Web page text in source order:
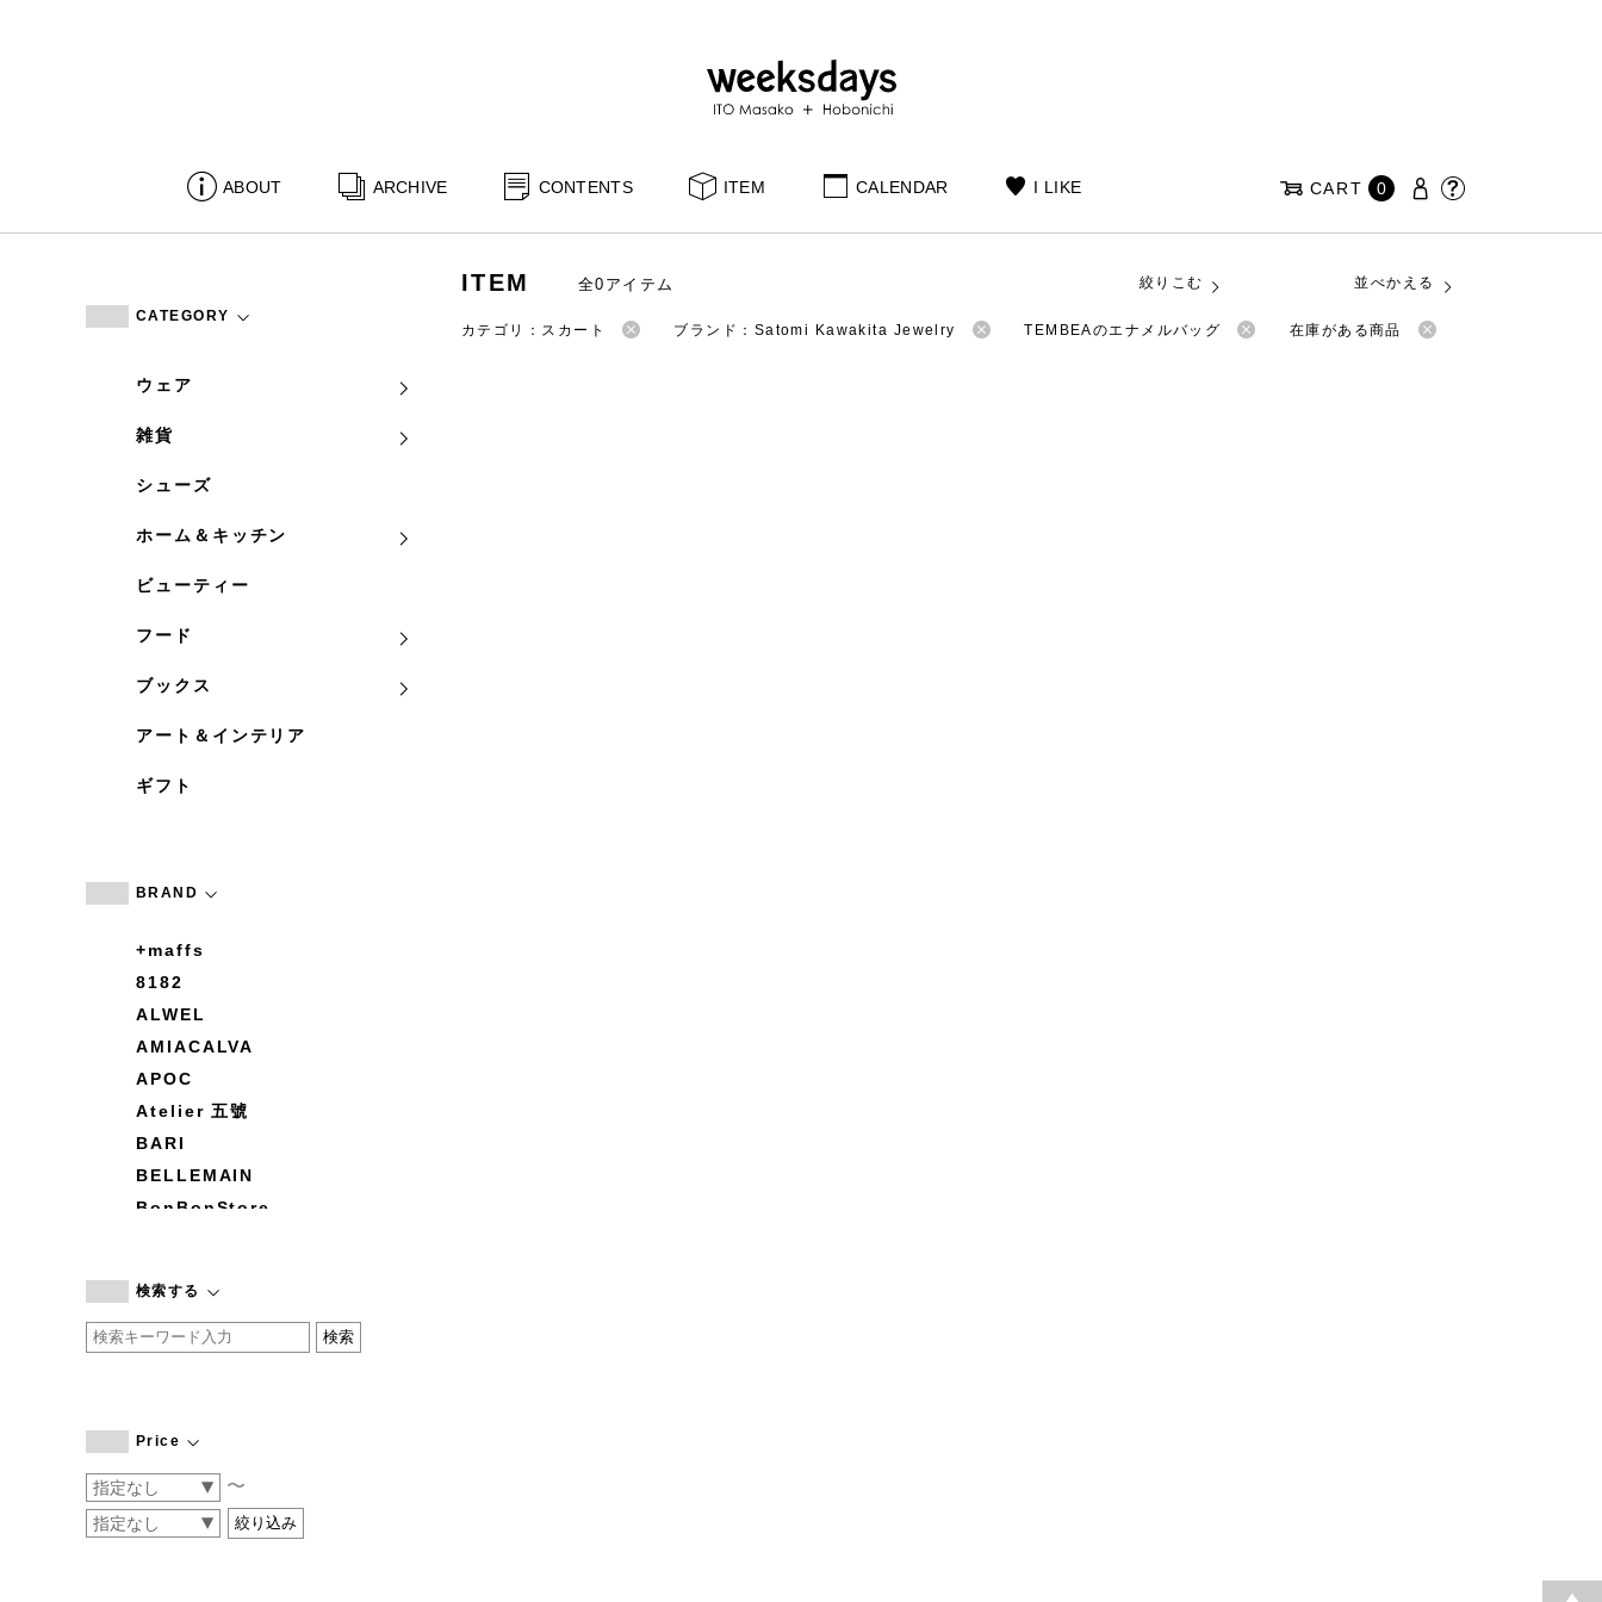
ABOUT ARCHIVE CONTENTS ITEM CALENDAR I LIKE CART 0
CATEGORY
ウェア
雑貨
シューズ
ホーム＆キッチン
ビューティー
フード
ブックス
アート＆インテリア
ギフト
BRAND
+maffs
8182
ALWEL
AMIACALVA
APOC
Atelier 五號
BARI
BELLEMAIN
BonBonStore
by basics
CATWORTH
COGTHEBIGSMOKE
CONVERSE
DEAN & DELUCA
検索する
Price
〜
ITEM 全0アイテム 絞りこむ 並べかえる
カテゴリ：スカート ブランド：Satomi Kawakita Jewelry TEMBEAのエナメルバッグ 在庫がある商品